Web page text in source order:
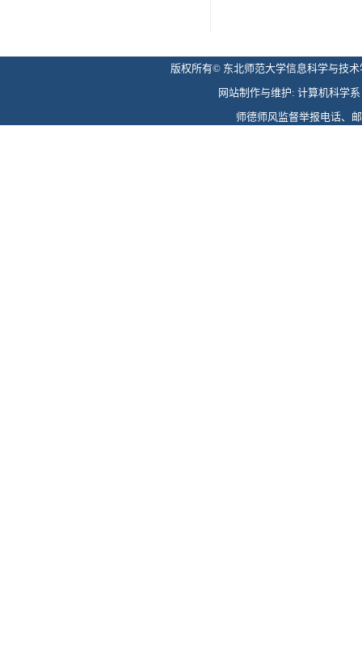
版权所有© 东北师范大学信息科学与技
网站制作与维护: 计算机科学
师德师风监督举报电话、